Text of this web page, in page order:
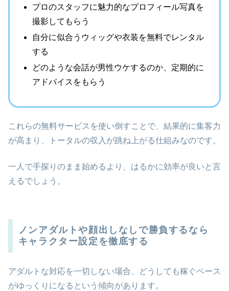
プロのスタッフに魅力的なプロフィール写真を
撮影してもらう
自分に似合うウィッグや衣装を無料でレンタル
する
どのような会話が男性ウケするのか、定期的に
アドバイスをもらう
これらの無料サービスを使い倒すことで、結果的に集客力
が高まり、トータルの収入が跳ね上がる仕組みなのです。
一人で手探りのまま始めるより、はるかに効率が良いと言
えるでしょう。
ノンアダルトや顔出しなしで勝負するなら
キャラクター設定を徹底する
アダルトな対応を一切しない場合、どうしても稼ぐペース
がゆっくりになるという傾向があります。